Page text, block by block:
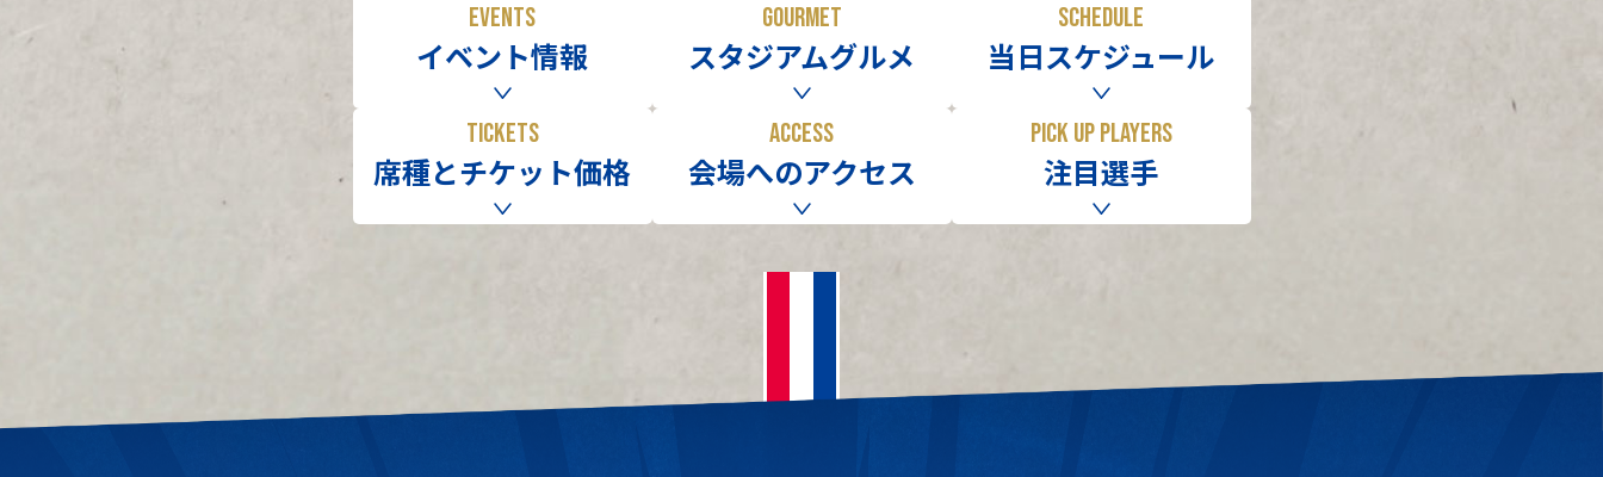
EVENTS
イベント情報
GOURMET
スタジアムグルメ
SCHEDULE
当日スケジュール
TICKETS
席種とチケット価格
ACCESS
会場へのアクセス
PICK UP PLAYERS
注目選手